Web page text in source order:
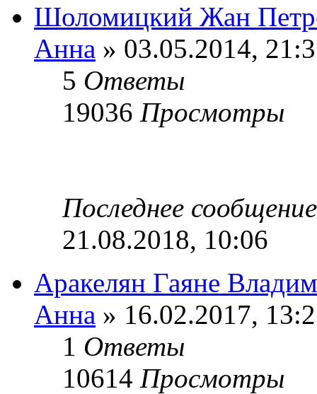
Шоломицкий Жан
Анна » 03.05.2014,
5 Ответы
19036 Просмотры
Последнее
21.08.2018, 10:06
Аракелян Гаяне
Анна » 16.02.2017,
1 Ответы
10614 Просмотры